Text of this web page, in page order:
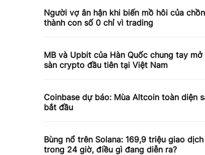
Người vợ ân hận khi biến mồ hôi của
thành con số 0 chỉ vì trading
MB và Upbit của Hàn Quốc chung tay mở
sàn crypto đầu tiên tại Việt Nam
Coinbase dự báo: Mùa Altcoin toàn diện
bắt đầu
Bùng nổ trên Solana: 169,9 triệu giao dịch
trong 24 giờ, điều gì đang diễn ra?